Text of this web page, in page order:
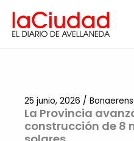
contenido
La Provincia
construcción de 8
25 junio, 2026 /